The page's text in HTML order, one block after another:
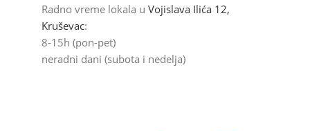
Radno vreme lokala u Vojislava Ilića 12,
Kruševac:
8-15h (pon-pet)
neradni dani (subota i nedelja)